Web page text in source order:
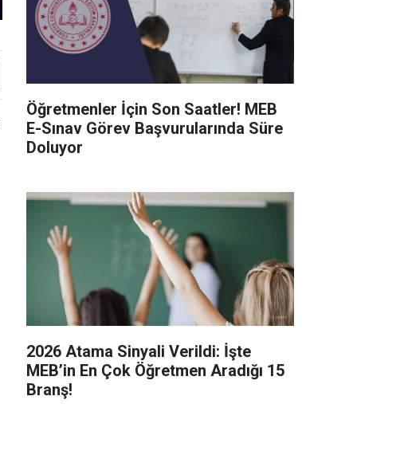
Öğretmenler İçin Son Saatler! MEB
E-Sınav Görev Başvurularında Süre
Doluyor
2026 Atama Sinyali Verildi: İşte
MEB’in En Çok Öğretmen Aradığı 15
Branş!